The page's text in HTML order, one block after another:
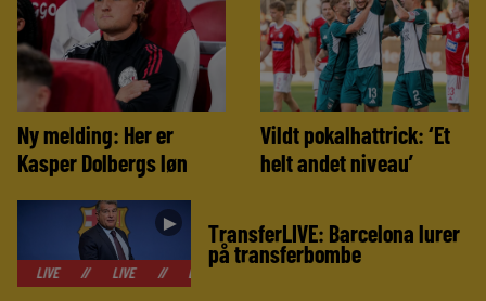
Ny melding: Her er
Kasper Dolbergs løn
Vildt pokalhattrick: ‘Et
helt andet niveau’
►
LIVE LIVE LIVE
TransferLIVE: Barcelona lurer
på transferbombe